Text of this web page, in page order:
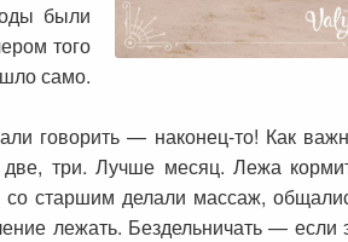
были
того
само.
говорить — наконец-то! Как
три. Лучше месяц. Лежа
старшим делали массаж,
лежать. Бездельничать — если